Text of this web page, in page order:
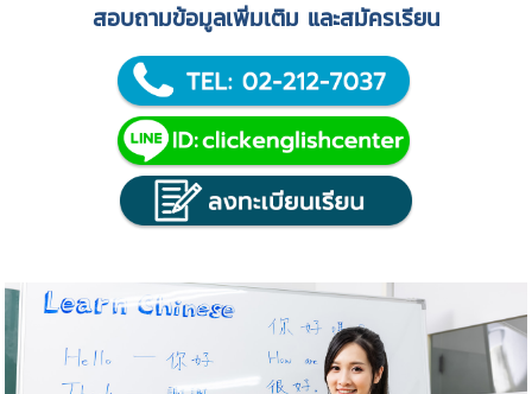
สอบถามข้อมูลเพิ่มเติม และสมัครเรียน